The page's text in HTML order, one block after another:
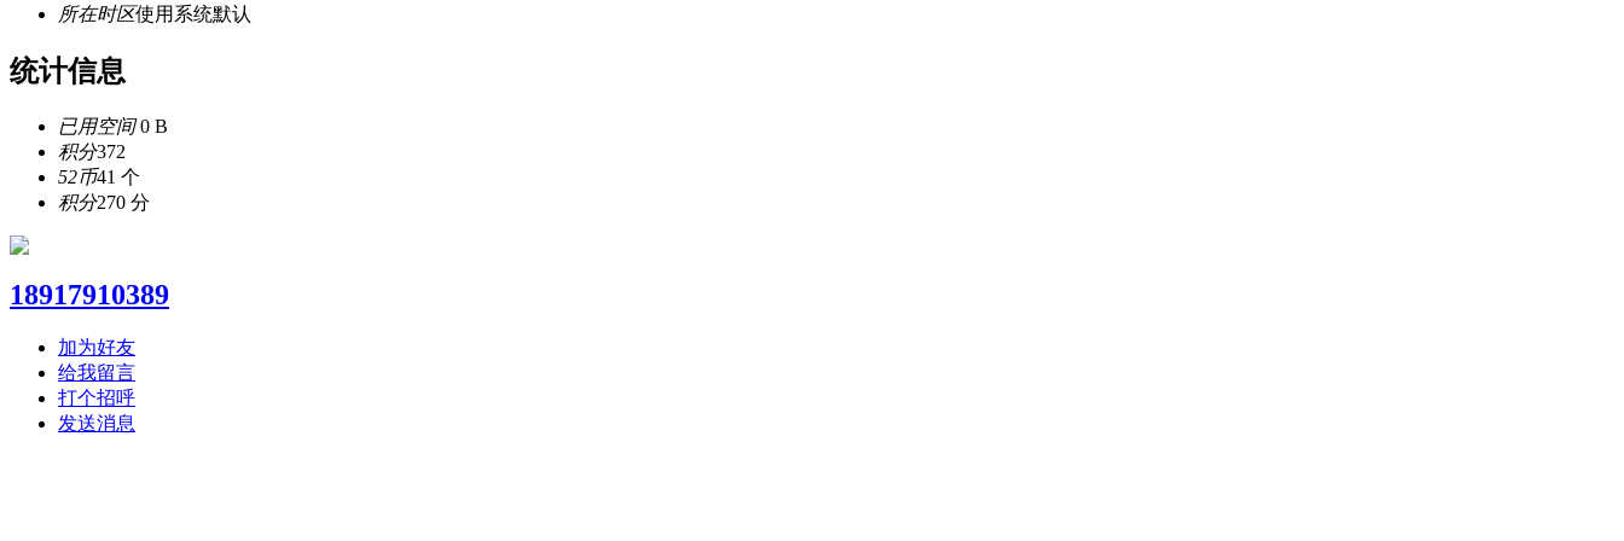
所在时区使用系统默认
统计信息
已用空间0 B
积分372
52币41 个
积分270 分
18917910389
加为好友
给我留言
打个招呼
发送消息